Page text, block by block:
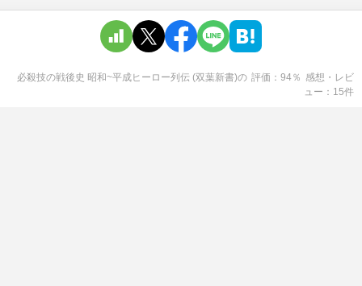
必殺技の戦後史 昭和~平成ヒーロー列伝 (双葉新書)の 評価 94％ 感想・レビ
ュー
15件